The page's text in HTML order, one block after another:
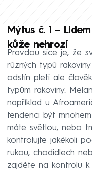
Mýtus č. 1 –
kůže nehrozí
Pravdou sice je, že
různých typů
odstín pleti ale
typům rakoviny.
například u
tendenci být
máte světlou, nebo
kontrolujte jakékoli
rukou, chodidlech
zajděte na kontrolu k